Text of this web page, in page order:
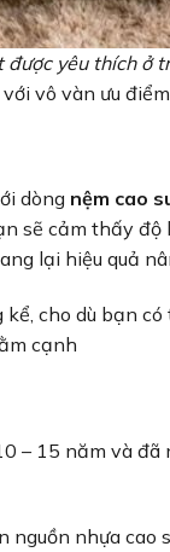
yêu thích ở
vô vàn ưu
dòng nệm cao
sẽ cảm thấy
lại hiệu quả
cho dù bạn
cạnh
– 15 năm và
nhựa cao